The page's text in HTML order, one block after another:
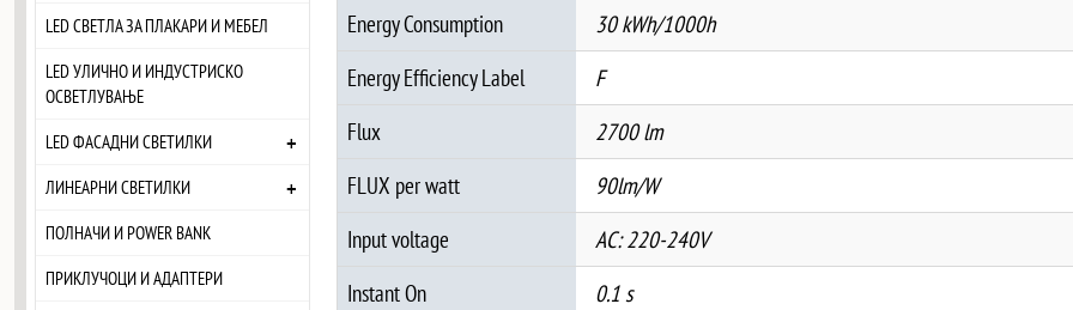
LED СВЕТЛА ЗА ПЛАКАРИ И МЕБЕЛ
LED УЛИЧНО И ИНДУСТРИСКО
ОСВЕТЛУВАЊЕ
LED ФАСАДНИ СВЕТИЛКИ
+
ЛИНЕАРНИ СВЕТИЛКИ +
ПОЛНАЧИ И POWER BANK
ПРИКЛУЧОЦИ И АДАПТЕРИ
Energy Consumption
30 kWh/1000h
Energy Efficiency Label
F
Flux
2700 lm
FLUX per watt
90lm/W
Input voltage
AC: 220-240V
Instant On
0.1 s